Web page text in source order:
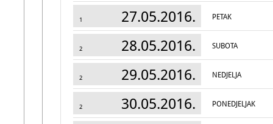
1 27.05.2016. PETAK
2 28.05.2016. SUBOTA
2 29.05.2016. NEDJELJA
2 30.05.2016. PONEDJELJAK